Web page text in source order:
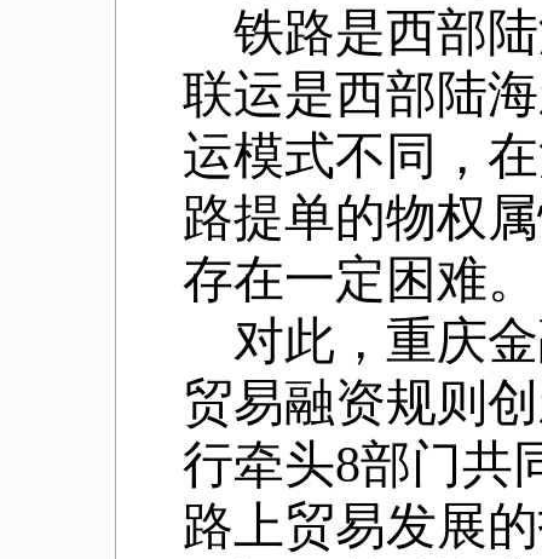
铁路是西部
联运是西部陆
运模式不同，
路提单的物权
存在一定困难。
对此，重庆
贸易融资规则
行牵头8部门共
路上贸易发展